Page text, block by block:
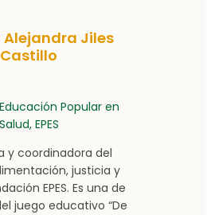
Alejandra Jiles
Castillo
Popular en
Salud, EPES
y coordinadora del
justicia y
EPES. Es una de
juego educativo “De